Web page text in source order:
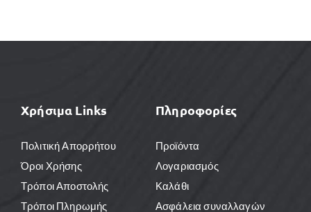
Χρήσιμα Links
Πολιτική Απορρήτου
Όροι Χρήσης
Τρόποι Αποστολής
Τρόποι Πληρωμής
Πληροφορίες
Προϊόντα
Λογαριασμός
Καλάθι
Ασφάλεια συναλλαγών